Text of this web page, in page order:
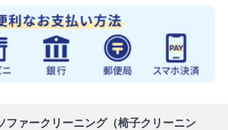
ファークリーニング（椅子クリーニン